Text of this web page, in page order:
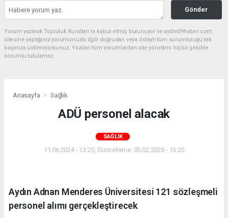
Gönder
Yorum yazarak Topluluk Kuralları’nı kabul etmiş bulunuyor ve aydin09haber.com
sitesine yaptığınız yorumunuzla ilgili doğrudan veya dolaylı tüm sorumluluğu tek
başınıza üstleniyorsunuz. Yazılan tüm yorumlardan site yönetimi hiçbir şekilde
sorumlu tutulamaz.
Anasayfa Sağlık
ADÜ personel alacak
SAĞLIK
11.06.2024 - 13:20, Güncelleme: 05.02.2026 - 16:20
Aydın Adnan Menderes Üniversitesi 121 sözleşmeli
personel alımı gerçekleştirecek